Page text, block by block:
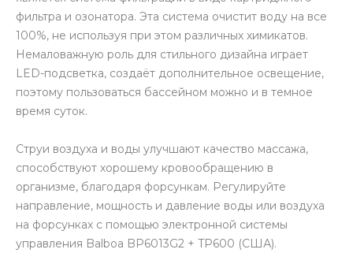
фильтра и озонатора. Эта система очистит воду на все
100%, не используя при этом различных химикатов.
Немаловажную роль для стильного дизайна играет
LED-подсветка, создаёт дополнительное освещение,
поэтому пользоваться бассейном можно и в темное
время суток.
Струи воздуха и воды улучшают качество массажа,
способствуют хорошему кровообращению в
организме, благодаря форсункам. Регулируйте
направление, мощность и давление воды или воздуха
на форсунках с помощью электронной системы
управления Balboa BP6013G2 + TP600 (США).